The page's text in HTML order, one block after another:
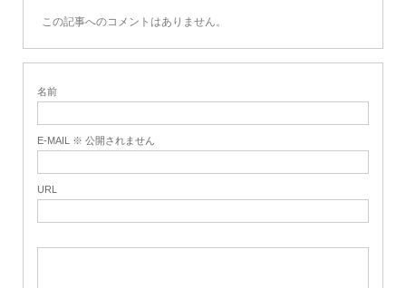
この記事へのコメントはありません。
名前
E-MAIL ※ 公開されません
URL